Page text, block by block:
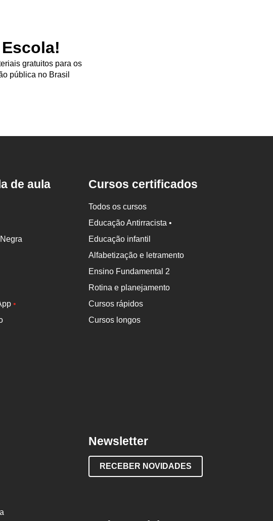
gratuitos para os
pública no Brasil
de aula
•
Cursos certificados
Todos os cursos
Educação Antirracista •
Educação infantil
Alfabetização e letramento
Ensino Fundamental 2
Rotina e planejamento
Cursos rápidos
Cursos longos
Newsletter
RECEBER NOVIDADES